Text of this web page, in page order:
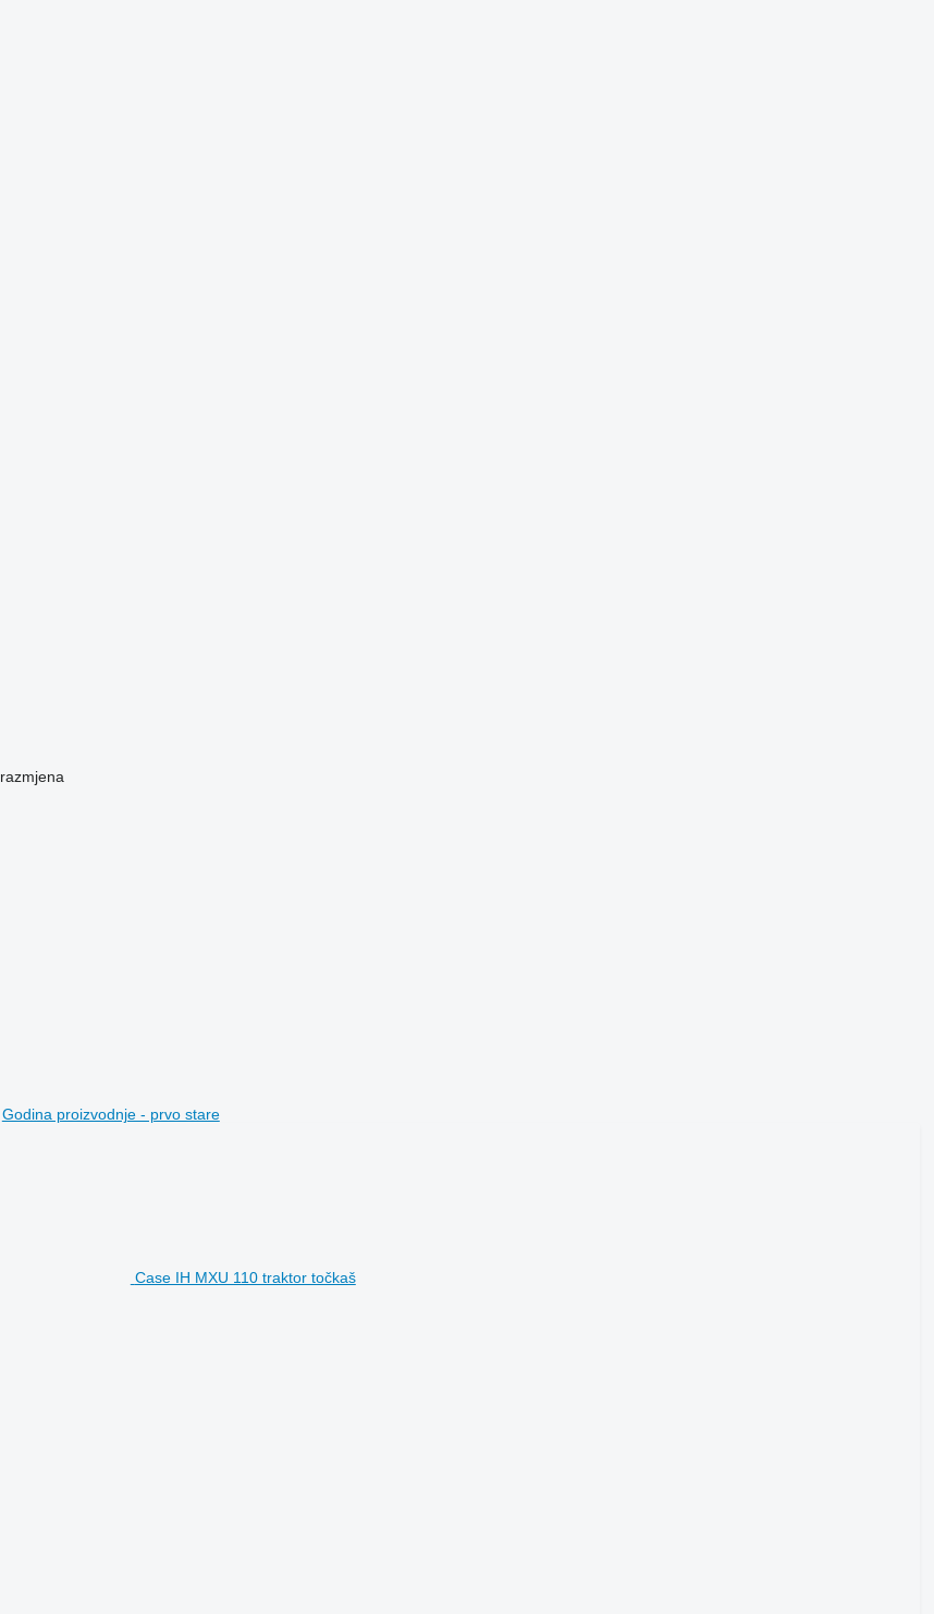
razmjena
Godina proizvodnje - prvo stare
Case IH MXU 110 traktor točkaš